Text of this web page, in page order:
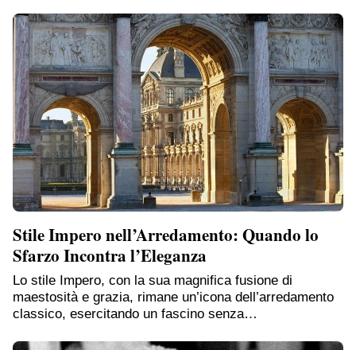
Stile Impero nell’Arredamento: Quando lo
Sfarzo Incontra l’Eleganza
Lo stile Impero, con la sua magnifica fusione di
maestosità e grazia, rimane un’icona dell’arredamento
classico, esercitando un fascino senza…